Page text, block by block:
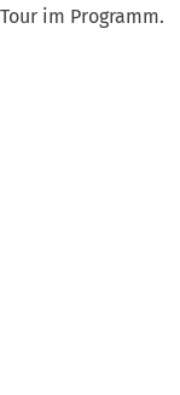
im Programm.